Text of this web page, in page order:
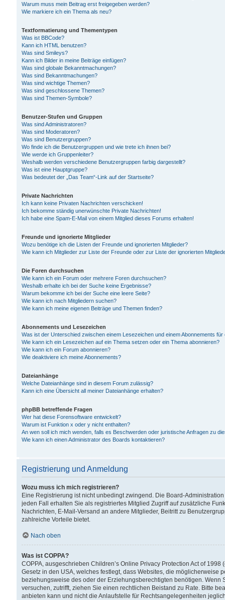
Warum muss mein Beitrag erst freigegeben werden?
Wie markiere ich ein Thema als neu?
Textformatierung und Thementypen
Was ist BBCode?
Kann ich HTML benutzen?
Was sind Smileys?
Kann ich Bilder in meine Beiträge einfügen?
Was sind globale Bekanntmachungen?
Was sind Bekanntmachungen?
Was sind wichtige Themen?
Was sind geschlossene Themen?
Was sind Themen-Symbole?
Benutzer-Stufen und Gruppen
Was sind Administratoren?
Was sind Moderatoren?
Was sind Benutzergruppen?
Wo finde ich die Benutzergruppen und wie trete ich ihnen bei?
Wie werde ich Gruppenleiter?
Weshalb werden verschiedene Benutzergruppen farbig dargestellt?
Was ist eine Hauptgruppe?
Was bedeutet der „Das Team“-Link auf der Startseite?
Private Nachrichten
Ich kann keine Privaten Nachrichten verschicken!
Ich bekomme ständig unerwünschte Private Nachrichten!
Ich habe eine Spam-E-Mail von einem Mitglied dieses Forums erhalten!
Freunde und ignorierte Mitglieder
Wozu benötige ich die Listen der Freunde und ignorierten Mitglieder?
Wie kann ich Mitglieder zur Liste der Freunde oder zur Liste der ignorierten
Die Foren durchsuchen
Wie kann ich ein Forum oder mehrere Foren durchsuchen?
Weshalb erhalte ich bei der Suche keine Ergebnisse?
Warum bekomme ich bei der Suche eine leere Seite?
Wie kann ich nach Mitgliedern suchen?
Wie kann ich meine eigenen Beiträge und Themen finden?
Abonnements und Lesezeichen
Was ist der Unterschied zwischen einem Lesezeichen und einem Abonnements
Wie kann ich ein Lesezeichen auf ein Thema setzen oder ein Thema abonnieren?
Wie kann ich ein Forum abonnieren?
Wie deaktiviere ich meine Abonnements?
Dateianhänge
Welche Dateianhänge sind in diesem Forum zulässig?
Kann ich eine Übersicht all meiner Dateianhänge erhalten?
phpBB betreffende Fragen
Wer hat diese Forensoftware entwickelt?
Warum ist Funktion x oder y nicht enthalten?
An wen soll ich mich wenden, falls es Beschwerden oder juristische Anfragen zu
Wie kann ich einen Administrator des Boards kontaktieren?
Registrierung und Anmeldung
Wozu muss ich mich registrieren?
Eine Registrierung ist nicht unbedingt zwingend. Die Board-
jeden Fall erhalten Sie als registriertes Mitglied Zugriff auf zusätzliche
Nachrichten, E-Mail-Versand an andere Mitglieder, Beitritt zu
zahlreiche Vorteile bietet.
Nach oben
Was ist COPPA?
COPPA, ausgeschrieben Children’s Online Privacy Protection Act of
Gesetz in den USA, welches festlegt, dass Websites, die
beziehungsweise des oder der Erziehungsberechtigten benötigen.
versuchen, zutrifft, ziehen Sie einen rechtlichen Beistand zu Rate. Bitte
anbieten kann und nicht die Anlaufstelle für Rechtsangelegenheiten